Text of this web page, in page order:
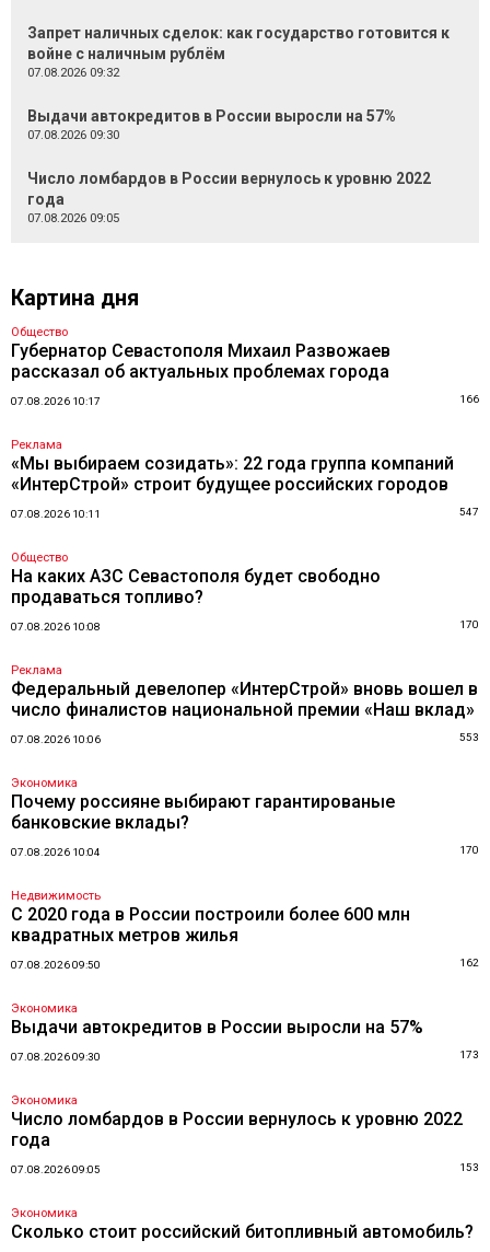
Запрет наличных сделок: как государство готовится к
войне с наличным рублём
07.08.2026 09:32
Выдачи автокредитов в России выросли на 57%
07.08.2026 09:30
Число ломбардов в России вернулось к уровню 2022
года
07.08.2026 09:05
Картина дня
Общество
Губернатор Севастополя Михаил Развожаев
рассказал об актуальных проблемах города
07.08.2026 10:17 166
Реклама
«Мы выбираем созидать»: 22 года группа компаний
«ИнтерСтрой» строит будущее российских городов
07.08.2026 10:11 547
Общество
На каких АЗС Севастополя будет свободно
продаваться топливо?
07.08.2026 10:08 170
Реклама
Федеральный девелопер «ИнтерСтрой» вновь вошел в
число финалистов национальной премии «Наш вклад»
07.08.2026 10:06 553
Экономика
Почему россияне выбирают гарантированые
банковские вклады?
07.08.2026 10:04 170
Недвижимость
С 2020 года в России построили более 600 млн
квадратных метров жилья
07.08.2026 09:50 162
Экономика
Выдачи автокредитов в России выросли на 57%
07.08.2026 09:30 173
Экономика
Число ломбардов в России вернулось к уровню 2022
года
07.08.2026 09:05 153
Экономика
Сколько стоит российский битопливный автомобиль?